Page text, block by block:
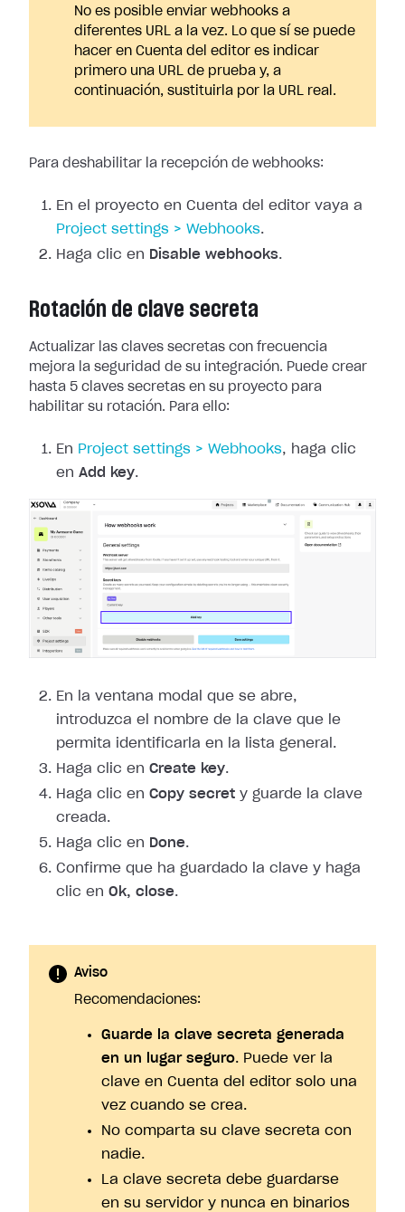
No es posible enviar webhooks a
diferentes URL a la vez. Lo que sí se puede
hacer en Cuenta del editor es indicar
primero una URL de prueba y, a
continuación, sustituirla por la URL real.
Para deshabilitar la recepción de webhooks:
En el proyecto en Cuenta del editor vaya a
Project settings > Webhooks.
Haga clic en Disable webhooks.
Rotación de clave secreta
Actualizar las claves secretas con frecuencia
mejora la seguridad de su
integración. Puede crear
hasta 5 claves secretas en su proyecto para
habilitar su rotación. Para ello:
En Project settings > Webhooks, haga clic
en Add key.
En la ventana modal que se abre,
introduzca el nombre de la clave que le
permita identificarla en la lista general.
Haga clic en Create key.
Haga clic en Copy secret y guarde la clave
creada.
Haga clic en Done.
Confirme que ha guardado la clave y haga
clic en Ok, close.
Aviso
Recomendaciones:
Guarde la clave secreta generada
en un lugar seguro. Puede ver la
clave en Cuenta del editor solo una
vez cuando se crea.
No comparta su clave secreta con
nadie.
La clave secreta debe guardarse
en su servidor y nunca en binarios